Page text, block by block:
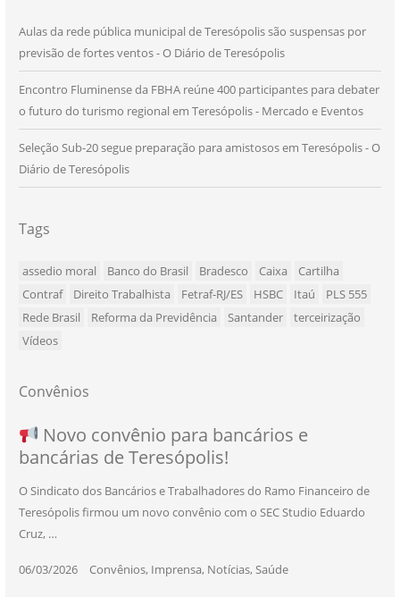
Aulas da rede pública municipal de Teresópolis são suspensas por
previsão de fortes ventos - O Diário de Teresópolis
Encontro Fluminense da FBHA reúne 400 participantes para debater
o futuro do turismo regional em Teresópolis - Mercado e Eventos
Seleção Sub-20 segue preparação para amistosos em Teresópolis - O
Diário de Teresópolis
Tags
assedio moral Banco do Brasil Bradesco Caixa
Cartilha
Contraf
Direito Trabalhista Fetraf-RJ/ES HSBC Itaú
PLS 555
Rede Brasil
Reforma da Previdência Santander
terceirização
Vídeos
Convênios
SEU NOVO BENEFÍCIO CHEGOU
Novo convênio para bancários e
bancárias de Teresópolis!
O Sindicato dos Bancários e Trabalhadores do Ramo Financeiro de
Teresópolis firmou um novo convênio com o SEC Studio Eduardo
Cruz, …
06/03/2026| Convênios, Imprensa, Notícias,Saúde
NOVO CONVÊNIO PARA VOCÊ, BANCÁRIO
E BANCÁRIA!
25/11/2025| Convênios, Imprensa, Notícias,Saúde
Convênio com a Rede de Ensino Técnico e
Centro de Qualificação Técnica